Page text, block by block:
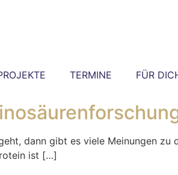
TERMINE FÜR
dann gibt es viele Meinungen
ist […]